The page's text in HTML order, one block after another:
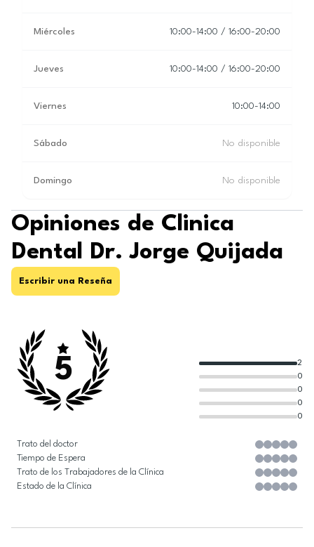
Miércoles 10:00-14:00 / 16:00-20:00
Jueves 10:00-14:00 / 16:00-20:00
Viernes 10:00-14:00
Sábado No disponible
Domingo No disponible
Opiniones de Clinica
Dental Dr. Jorge Quijada
Escribir una Reseña
5
0
0
0
0
2
Trato del doctor
Tiempo de Espera
Trato de los Trabajadores de la Clínica
Estado de la Clínica